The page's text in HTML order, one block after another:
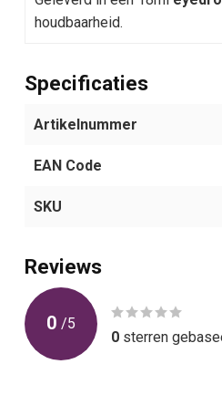
houdbaarheid.
Specificaties
Artikelnummer
EAN Code
SKU
Reviews
0 /5
0 sterren